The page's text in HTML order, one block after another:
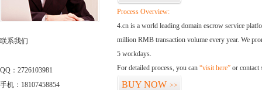
联系我们
QQ：2726103981
手机：18107458854
Process Overview:
4.cn is a world leading domain escrow service
million RMB transaction volume every year. We
5 workdays.
For detailed process, you can “visit here” or contact
BUY NOW >>